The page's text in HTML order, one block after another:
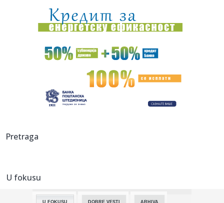
18:20:Kenan o rastanku sa Zvezdom: "Ne zameram nikome, to je
posao"
18:18:Rodri izazvao tektonski potres - odjavio Real i rekao DA
Barselon...
Vučić će ugostiti Zelenskog: Poznato kada stiže u Beograd
18:13:RODRI U BARSI: Stigao je odgovor koji menja sve!
sprovođenje o...
18:06:
Pretraga
U fokusu
U FOKUSU DOBRE VESTI ARHIVA